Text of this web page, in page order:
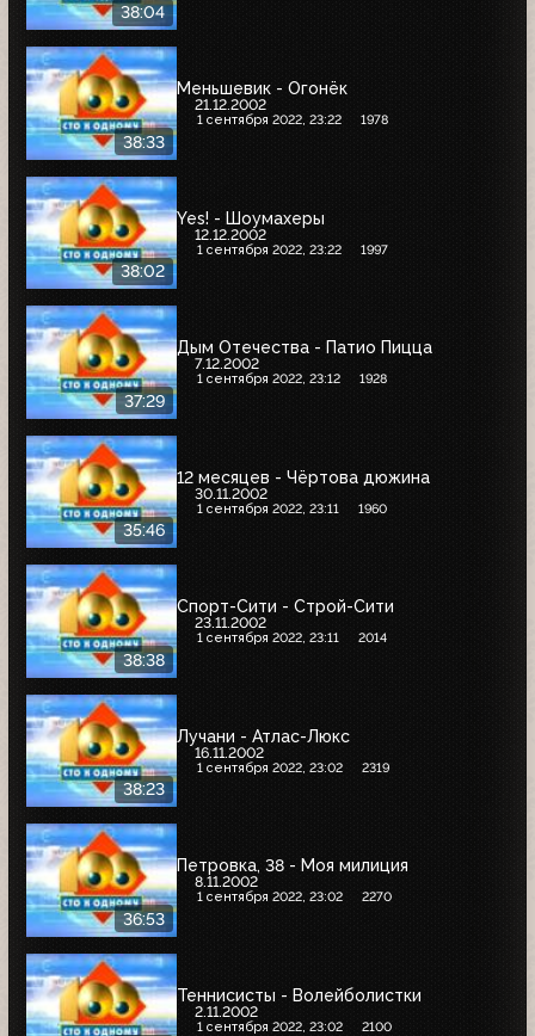
38:04
38:33
Меньшевик - Огонёк
21.12.2002
1 сентября 2022, 23:22 1978
38:02
Yes! - Шоумахеры
12.12.2002
1 сентября 2022, 23:22 1997
37:29
Дым Отечества - Патио Пицца
7.12.2002
1 сентября 2022, 23:12 1928
35:46
12 месяцев - Чёртова дюжина
30.11.2002
1 сентября 2022, 23:11 1960
38:38
Спорт-Сити - Строй-Сити
23.11.2002
1 сентября 2022, 23:11 2014
38:23
Лучани - Атлас-Люкс
16.11.2002
1 сентября 2022, 23:02 2319
36:53
Петровка, 38 - Моя милиция
8.11.2002
1 сентября 2022, 23:02 2270
Теннисисты - Волейболистки
2.11.2002
1 сентября 2022, 23:02 2100